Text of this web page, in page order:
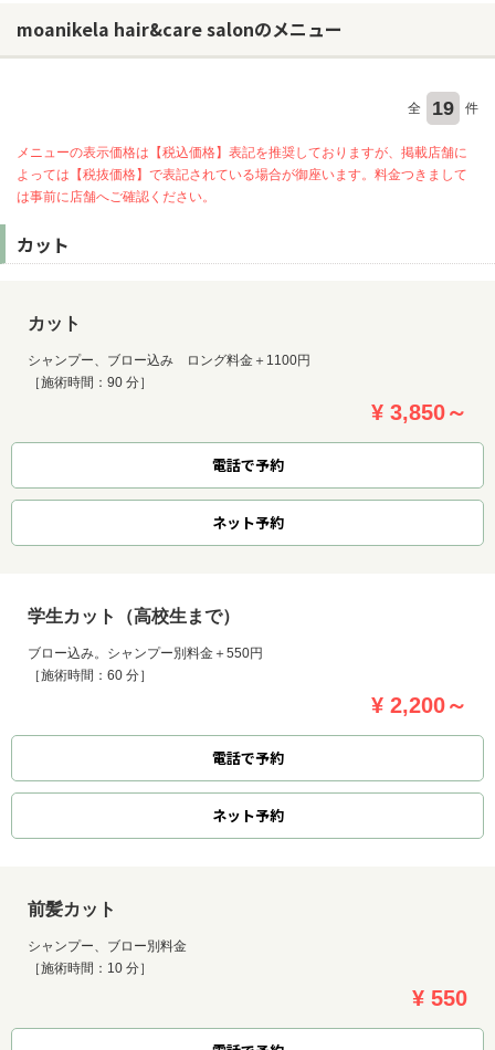
moanikela hair&care salonのメニュー
全 19 件
メニューの表示価格は【税込価格】表記を推奨しておりますが、掲載店舗に
よっては【税抜価格】で表記されている場合が御座います。料金つきまして
は事前に店舗へご確認ください。
カット
カット
シャンプー、ブロー込み ロング料金＋1100円
［施術時間：90 分］
¥ 3,850～
電話で予約
ネット予約
学生カット（高校生まで）
ブロー込み。シャンプー別料金＋550円
［施術時間：60 分］
¥ 2,200～
電話で予約
ネット予約
前髪カット
シャンプー、ブロー別料金
［施術時間：10 分］
¥ 550